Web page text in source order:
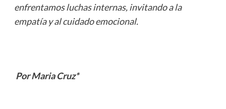
enfrentamos luchas internas, invitando a la
empatía y al cuidado emocional.
Por Maria Cruz*